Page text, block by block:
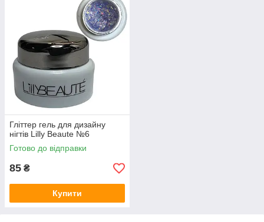
Гліттер гель для дизайну
нігтів Lilly Beaute №6
Готово до відправки
85 ₴
Купити